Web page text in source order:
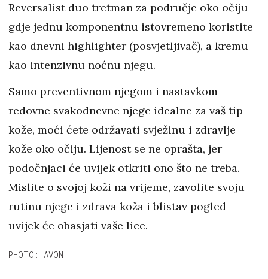
Reversalist duo tretman za područje oko očiju
gdje jednu komponentnu istovremeno koristite
kao dnevni highlighter (posvjetljivač), a kremu
kao intenzivnu noćnu njegu.
Samo preventivnom njegom i nastavkom
redovne svakodnevne njege idealne za vaš tip
kože, moći ćete održavati svježinu i zdravlje
kože oko očiju. Lijenost se ne oprašta, jer
podočnjaci će uvijek otkriti ono što ne treba.
Mislite o svojoj koži na vrijeme, zavolite svoju
rutinu njege i zdrava koža i blistav pogled
uvijek će obasjati vaše lice.
PHOTO: AVON